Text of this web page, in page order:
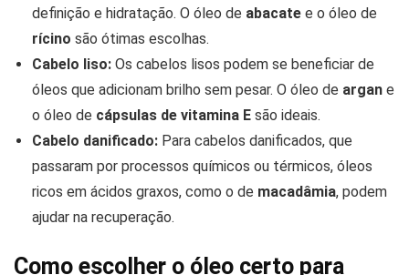
definição e hidratação. O óleo de abacate e o óleo de
rícino são ótimas escolhas.
Cabelo liso: Os cabelos lisos podem se beneficiar de
óleos que adicionam brilho sem pesar. O óleo de argan e
o óleo de cápsulas de vitamina E são ideais.
Cabelo danificado: Para cabelos danificados, que
passaram por processos químicos ou térmicos, óleos
ricos em ácidos graxos, como o de macadâmia, podem
ajudar na recuperação.
Como escolher o óleo certo para